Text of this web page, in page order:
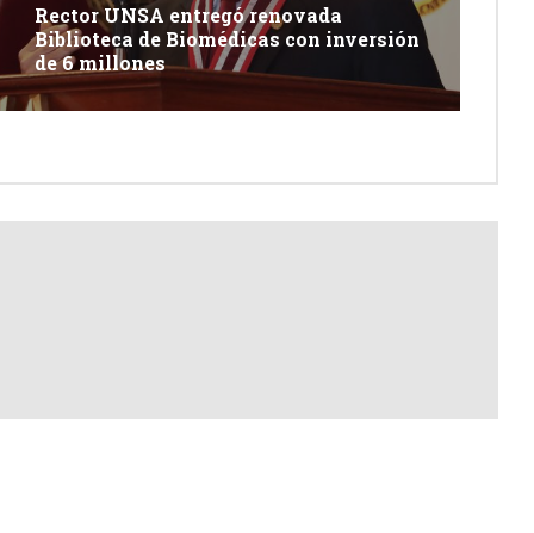
Rector UNSA entregó renovada
Biblioteca de Biomédicas con inversión
de 6 millones